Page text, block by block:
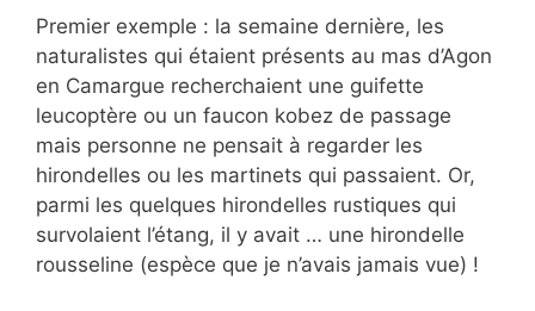
Premier exemple : la semaine dernière, les
naturalistes qui étaient présents au mas d’Agon
en Camargue recherchaient une guifette
leucoptère ou un faucon kobez de passage
mais personne ne pensait à regarder les
hirondelles ou les martinets qui passaient. Or,
parmi les quelques hirondelles rustiques qui
survolaient l’étang, il y avait … une hirondelle
rousseline (espèce que je n’avais jamais vue) !